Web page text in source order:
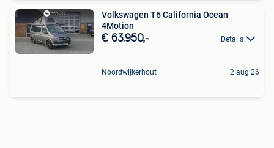
Volkswagen T6 California Ocean
4Motion
€ 63.950,- Details
Noordwijkerhout 2 aug 26